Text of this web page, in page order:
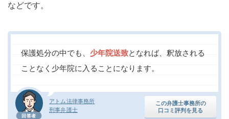
などです。
回答者
アトム法律事務所
刑事弁護士
この弁護士事務所の
口コミ評判を見る
保護処分の中でも、 少年院送致となれば、釈放される
ことなく少年院に入ることになります。